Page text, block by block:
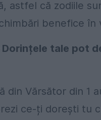
astfel că zodiile
benefice în
Dorințele tale pot
din Vărsător din 1
ce-ți dorești tu